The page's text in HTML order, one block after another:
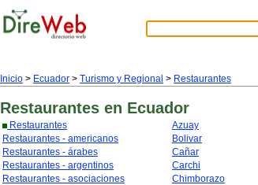
Inicio > Ecuador > Turismo y Regional > Restaurantes
Restaurantes en Ecuador
Restaurantes
Restaurantes - americanos
Restaurantes - árabes
Restaurantes - argentinos
Restaurantes - asociaciones
Azuay
Bolivar
Cañar
Carchi
Chimborazo